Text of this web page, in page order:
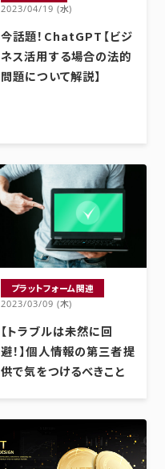
2023/04/19 (水)
今話題！ChatGPT【ビジ
ネス活用する場合の法的
問題について解説】
プラットフォーム関連
2023/03/09 (木)
【トラブルは未然に回
避！】個人情報の第三者提
供で気をつけるべきこと